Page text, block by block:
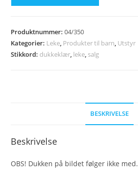
antall
Produktnummer:04/350
Kategorier: Leke Produkter til barn Utstyr
Stikkord: dukkeklær leke salg
BESKRIVELSE
Beskrivelse
OBS! Dukken på bildet følger ikke med.